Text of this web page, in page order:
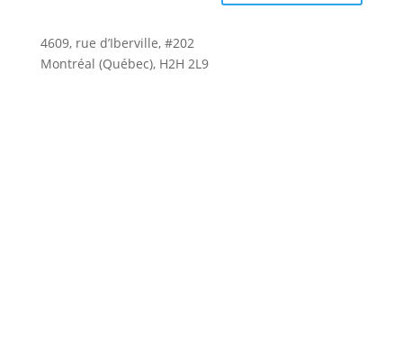
4609, rue d’Iberville, #202
Montréal (Québec), H2H 2L9